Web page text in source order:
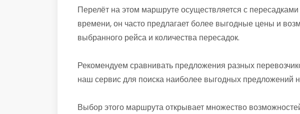
Перелёт на этом маршруте осуществляется с
времени, он часто предлагает более выгодные цены и
выбранного рейса и количества пересадок.
Рекомендуем сравнивать предложения разных
наш сервис для поиска наиболее выгодных предложений
Выбор этого маршрута открывает множество